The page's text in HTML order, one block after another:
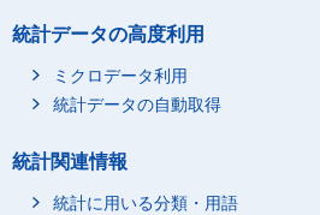
統計データの高度利用
ミクロデータ利用
統計データの自動取得
統計関連情報
統計に用いる分類・用語